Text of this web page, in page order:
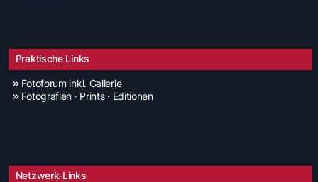
Praktische Links
Fotoforum inkl. Gallerie
Fotografien · Prints · Editionen
Netzwerk-Links